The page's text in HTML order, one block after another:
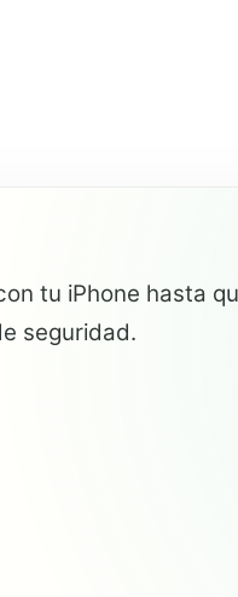
tu iPhone hasta
seguridad.